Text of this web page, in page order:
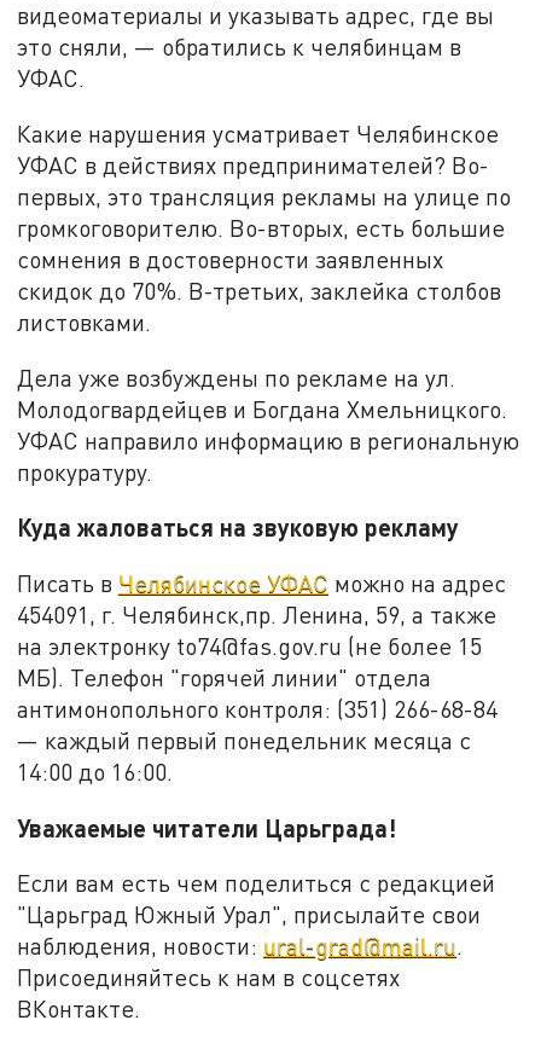
видеоматериалы и указывать адрес, где вы
это сняли, — обратились к челябинцам в
УФАС.
Какие нарушения усматривает Челябинское
УФАС в действиях предпринимателей? Во-
первых, это трансляция рекламы на улице по
громкоговорителю. Во-вторых, есть большие
сомнения в достоверности заявленных
скидок до 70%. В-третьих, заклейка столбов
листовками.
Дела уже возбуждены по рекламе на ул.
Молодогвардейцев и Богдана Хмельницкого.
УФАС направило информацию в региональную
прокуратуру.
Куда жаловаться на звуковую рекламу
Писать в Челябинское УФАС можно на адрес
454091, г. Челябинск,пр. Ленина, 59, а также
на электронку to74@fas.gov.ru (не более 15
МБ). Телефон "горячей линии" отдела
антимонопольного контроля: (351) 266-68-84
— каждый первый понедельник месяца с
14:00 до 16:00.
Уважаемые читатели Царьграда!
Если вам есть чем поделиться с редакцией
"Царьград Южный Урал", присылайте свои
наблюдения, новости: ural-grad@mail.ru.
Присоединяйтесь к нам в соцсетях
ВКонтакте.